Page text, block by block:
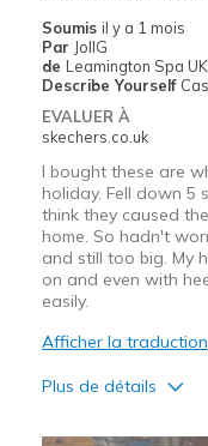
Going Out
Truck driver work
Sizing
View On Shoes
Soumis il y a 1 mois
Par JollG
de Leamington Spa UK
Describe Yourself
EVALUER À
skechers.co.uk
I bought these are
holiday. Fell down 5
think they caused
home. So hadn't
and still too big. My
on and even with
easily.
Afficher la traduction
Plus de détails